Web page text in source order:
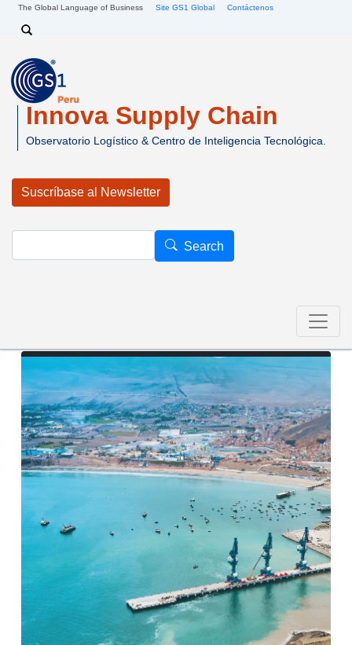
Pasar al contenido principal
The Global Language of Business Site GS1 Global Contáctenos
Search
Innova Supply Chain
Observatorio Logístico & Centro de Inteligencia Tecnológica.
Suscríbase al Newsletter
Search